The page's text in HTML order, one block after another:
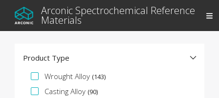
Arconic Spectrochemical Reference
Materials
Product Type
Facette de spécification
Wrought Alloy (143)
Casting Alloy (90)